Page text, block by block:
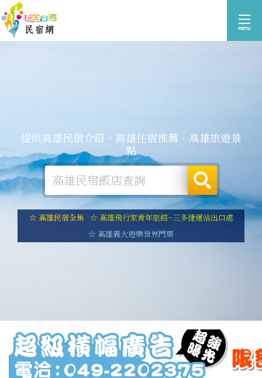
提供高雄民宿介紹、高雄住宿推薦、高雄旅遊景
點
☆ 高雄民宿全集
☆ 高雄飛行家青年旅館~三多捷運站出口處
☆ 高雄義大遊樂世界門票